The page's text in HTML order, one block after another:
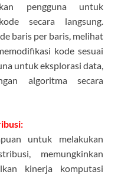
pengguna untuk
secara langsung.
baris per baris, melihat
kode sesuai
untuk eksplorasi data,
algoritma secara
untuk melakukan
memungkinkan
kinerja komputasi